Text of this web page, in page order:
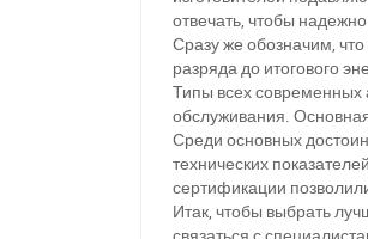
отвечать, чтобы
Сразу же обозначим,
разряда до итогового
Типы всех современных
обслуживания.
Среди основных
технических
сертификации
Итак, чтобы выбрать